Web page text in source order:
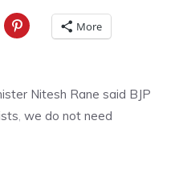
More
Nitesh Rane said BJP
, we do not need